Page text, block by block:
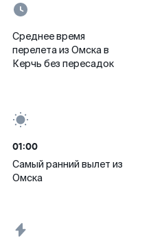
Среднее время
перелета из Омска в
Керчь без пересадок
01:00
Самый ранний вылет из
Омска